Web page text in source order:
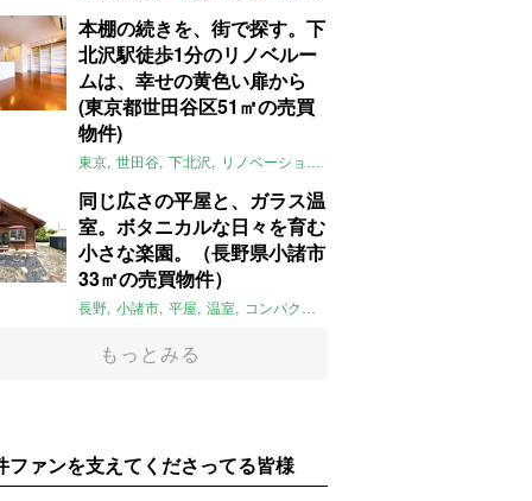
本棚の続きを、街で探す。下
北沢駅徒歩1分のリノベルー
ムは、幸せの黄色い扉から
(東京都世田谷区51㎡の売買
物件)
東京 世田谷 下北沢 リノベーション
同じ広さの平屋と、ガラス温
室。ボタニカルな日々を育む
小さな楽園。（長野県小諸市
33㎡の売買物件）
長野 小諸市 平屋 温室 コンパクト
もっとみる
ファンを支えてくださってる皆様